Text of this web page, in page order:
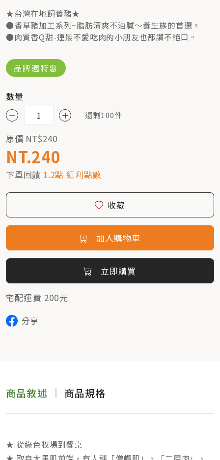
★台灣在地飼養豬★
●香草豬加工系列~脂肪清爽不油膩～養生族的首選。
●肉質香Q甜-連最不愛吃肉的小朋友也都讚不絕口。
品牌週特惠
數量
還剩100件
原價NT$240
NT.240
下單回饋 1.2點 紅利點數
收藏
加入購物車
立即購買
宅配運費 200元
分享
商品敘述 商品規格
★ 從綠色牧場到餐桌